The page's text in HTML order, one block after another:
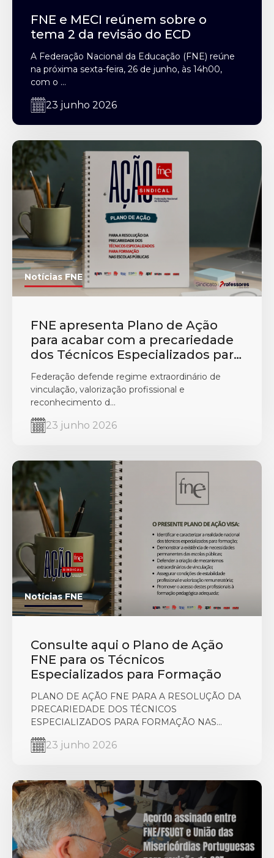
FNE e MECI reúnem sobre o
tema 2 da revisão do ECD
A Federação Nacional da Educação (FNE) reúne
na próxima sexta-feira, 26 de junho, às 14h00,
com o ...
23 junho 2026
Notícias FNE
FNE apresenta Plano de Ação
para acabar com a precariedade
dos Técnicos Especializados para
Federação defende regime extraordinário de
vinculação, valorização profissional e
reconhecimento d...
23 junho 2026
Notícias FNE
Consulte aqui o Plano de Ação
FNE para os Técnicos
Especializados para Formação
PLANO DE AÇÃO FNE PARA A RESOLUÇÃO DA
PRECARIEDADE DOS TÉCNICOS
ESPECIALIZADOS PARA FORMAÇÃO NAS...
23 junho 2026